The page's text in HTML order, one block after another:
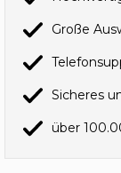
Große
Sicheres
über